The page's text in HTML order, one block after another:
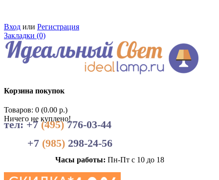
Вход или Регистрация
Закладки (0)
Корзина покупок
Товаров: 0 (0.00 р.)
Ничего не куплено!
тел: +7(495)776-03-44
+7 (985) 298-24-56
Часы работы: Пн-Пт с 10 до 18